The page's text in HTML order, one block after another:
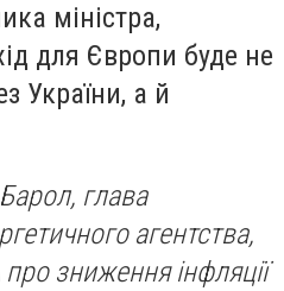
міністра,
для Європи буде не
України, а й
глава
агентства,
зниження інфляції